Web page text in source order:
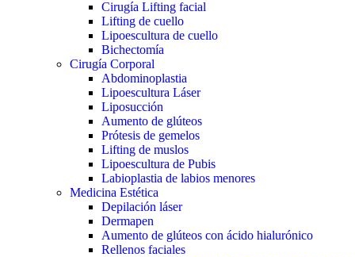
Cirugía Lifting facial
Lifting de cuello
Lipoescultura de cuello
Bichectomía
Cirugía Corporal
Abdominoplastia
Lipoescultura Láser
Liposucción
Aumento de glúteos
Prótesis de gemelos
Lifting de muslos
Lipoescultura de Pubis
Labioplastia de labios menores
Medicina Estética
Depilación láser
Dermapen
Aumento de glúteos con ácido hialurónico
Rellenos faciales